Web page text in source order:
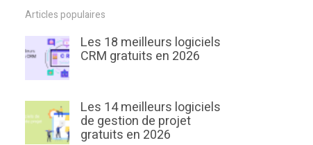
Articles populaires
Les 18 meilleurs logiciels
CRM gratuits en 2026
Les 14 meilleurs logiciels
de gestion de projet
gratuits en 2026